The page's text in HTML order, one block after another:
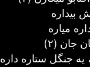
بيداره
مياره
جان (۲)
يه جنگل ستاره داره